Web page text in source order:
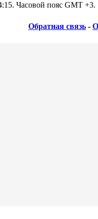
. Часовой пояс GMT +3.
Обратная связь -